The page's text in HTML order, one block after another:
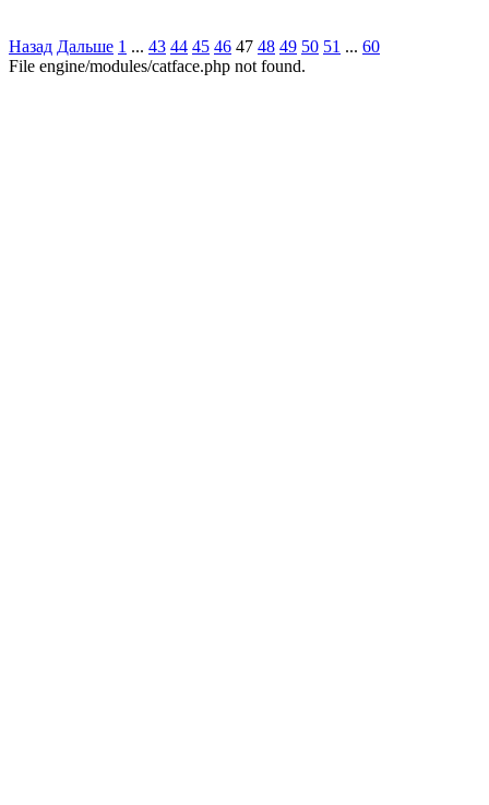
Назад Дальше 1 ... 43 44 45 46 47 48 49 50 51 ... 60
File engine/modules/catface.php not found.